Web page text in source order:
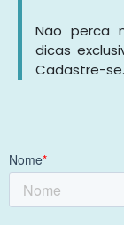
Não perca
dicas
Cadastre-se.